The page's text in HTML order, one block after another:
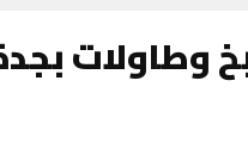
وطاولات